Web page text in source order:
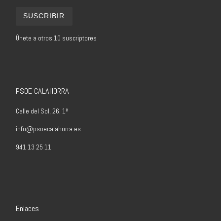
SUSCRIBIR
Únete a otros 10 suscriptores
PSOE CALAHORRA
Calle del Sol, 26, 1º
info@psoecalahorra.es
941 13 25 11
Enlaces